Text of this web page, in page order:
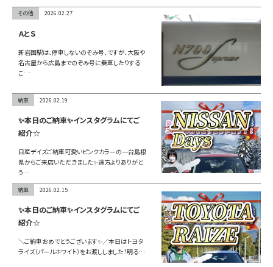
その他 2026.02.27
ＡとＳ
新岩国駅は、停車しないのぞみ号、ですが、大阪や
名古屋から広島までのぞみ号に乗車したりする
こ…
納車 2026.02.19
✨本日のご納車✨インスタグラムにてご
紹介☆
日産デイズご納車可愛いピンクカラーの一台島根
県からご来店いただきました✨遠方よりありがと
う…
納車 2026.02.15
✨本日のご納車✨インスタグラムにてご
紹介☆
＼ご納車おめでとうございます✨／本日はトヨタ
ライズ（パールホワイト）をお渡ししました！明る…